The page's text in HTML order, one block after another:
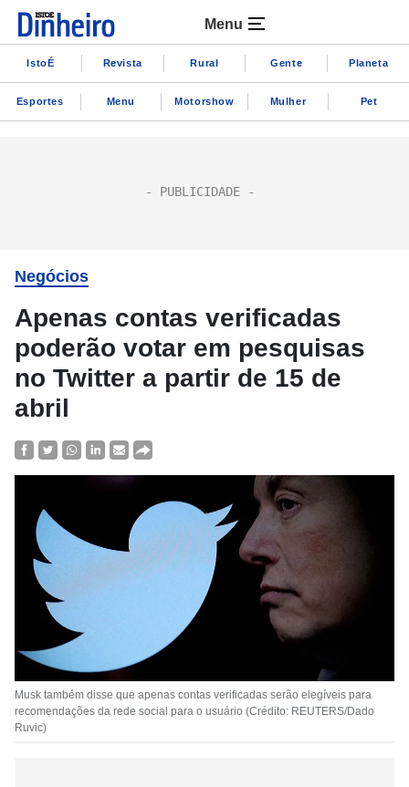
Menu
IstoÉ Revista Rural Gente Planeta
Esportes Menu Motorshow Mulher Pet
Negócios
Apenas contas verificadas
poderão votar em pesquisas
no Twitter a partir de 15 de
abril
Musk também disse que apenas contas verificadas serão elegíveis para
recomendações da rede social para o usuário (Crédito: REUTERS/Dado
Ruvic)